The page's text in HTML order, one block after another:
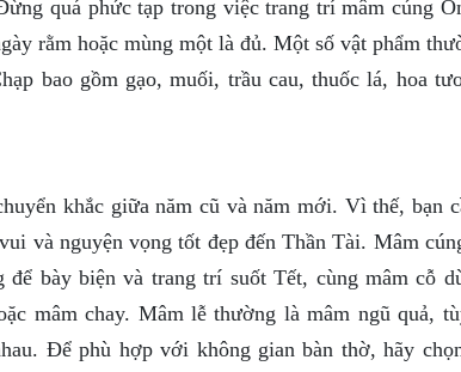
quá phức tạp trong việc trang trí mâm cúng
rằm hoặc mùng một là đủ. Một số vật phẩm
bao gồm gạo, muối, trầu cau, thuốc lá, hoa
khắc giữa năm cũ và năm mới. Vì thế, bạn
và nguyện vọng tốt đẹp đến Thần Tài. Mâm
bày biện và trang trí suốt Tết, cùng mâm cỗ
mâm chay. Mâm lễ thường là mâm ngũ quả,
Để phù hợp với không gian bàn thờ, hãy